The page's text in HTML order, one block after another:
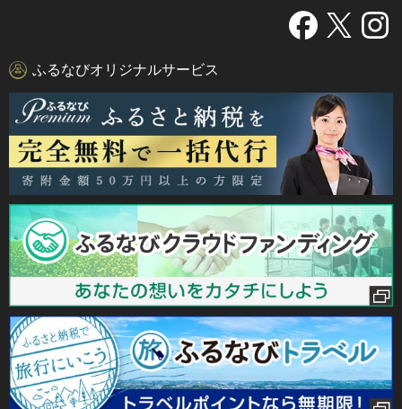
ふるなびオリジナルサービス